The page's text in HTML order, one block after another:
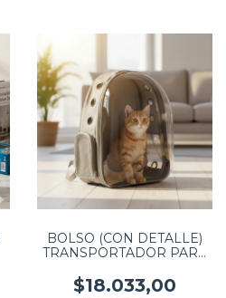
BOLSO (CON DETALLE)
TRANSPORTADOR PARA
x 25cm BLANCO
$18.033,00